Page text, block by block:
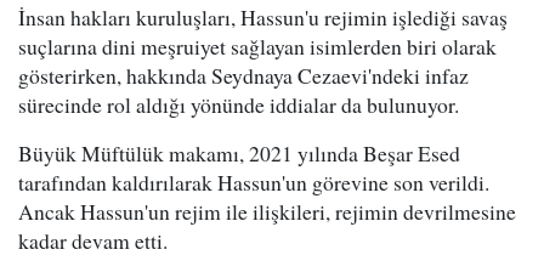
İnsan hakları kuruluşları, Hassun'u rejimin işlediği savaş
suçlarına dini meşruiyet sağlayan isimlerden biri olarak
gösterirken, hakkında Seydnaya Cezaevi'ndeki infaz
sürecinde rol aldığı yönünde iddialar da bulunuyor.
Büyük Müftülük makamı, 2021 yılında Beşar Esed
tarafından kaldırılarak Hassun'un görevine son verildi.
Ancak Hassun'un rejim ile ilişkileri, rejimin devrilmesine
kadar devam etti.